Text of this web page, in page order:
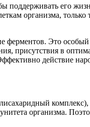
его
организма, только
Это
присутствия в
действие
организма.